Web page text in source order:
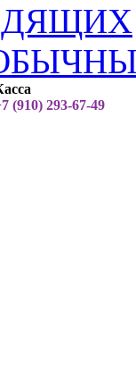
(910) 293-67-49